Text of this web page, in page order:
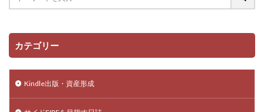
カテゴリー
Kindle出版・資産形成